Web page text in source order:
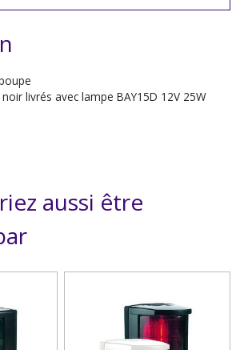
livrés avec lampe BAY15D 12V 25W
aussi être